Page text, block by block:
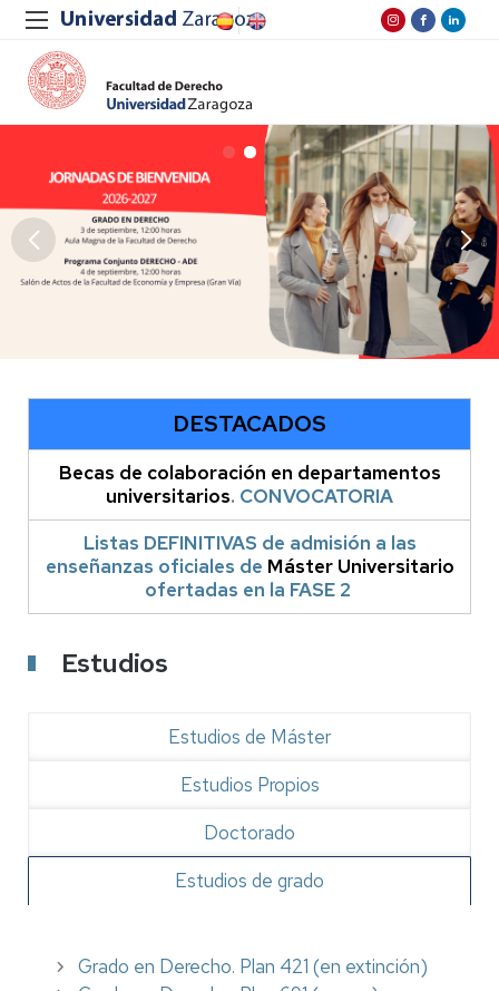
DESTACADOS
Becas de colaboración en departamentos
universitarios. CONVOCATORIA
Listas DEFINITIVAS de admisión a las
enseñanzas oficiales de Máster Universitario
ofertadas en la FASE 2
Estudios
Estudios de grado
Estudios de Máster
Estudios Propios
Doctorado
Grado en Derecho. Plan 421 (en extinción)